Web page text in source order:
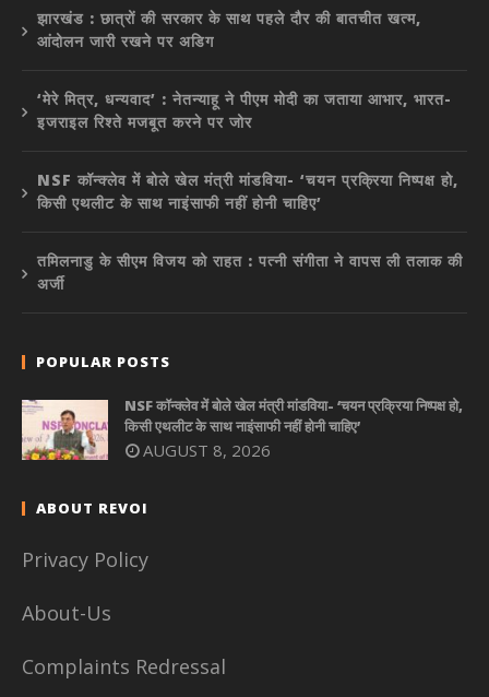
झारखंड : छात्रों की सरकार के साथ पहले दौर की बातचीत खत्म,
आंदोलन जारी रखने पर अडिग
‘मेरे मित्र, धन्यवाद’ : नेतन्याहू ने पीएम मोदी का जताया आभार, भारत-
इजराइल रिश्ते मजबूत करने पर जोर
NSF कॉन्क्लेव में बोले खेल मंत्री मांडविया- ‘चयन प्रक्रिया निष्पक्ष हो,
किसी एथलीट के साथ नाइंसाफी नहीं होनी चाहिए’
तमिलनाडु के सीएम विजय को राहत : पत्नी संगीता ने वापस ली तलाक की
अर्जी
POPULAR POSTS
NSF कॉन्क्लेव में बोले खेल मंत्री मांडविया- ‘चयन प्रक्रिया निष्पक्ष हो,
किसी एथलीट के साथ नाइंसाफी नहीं होनी चाहिए’
AUGUST 8, 2026
ABOUT REVOI
Privacy Policy
About-Us
Complaints Redressal